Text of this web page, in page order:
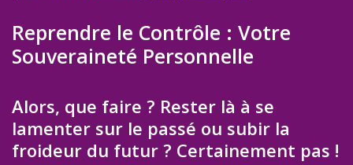
Reprendre le Contrôle : Votre
Souveraineté Personnelle
Alors, que faire ? Rester là à se
lamenter sur le passé ou subir la
froideur du futur ? Certainement pas !